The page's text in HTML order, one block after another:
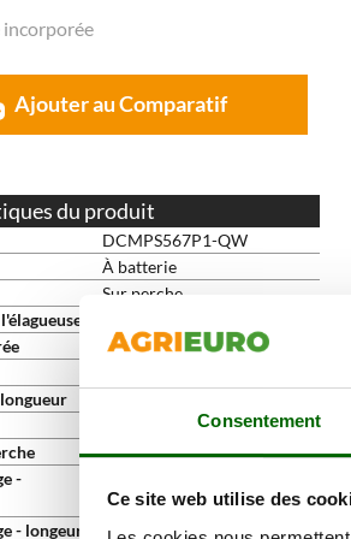
Consentement
Ce site web utilise des
Ajouter au Comparatif
du produit
DCMPS567P1-QW
À batterie
Sur perche
oui
fixe + rallonge
aluminium
-
- longeur
150 cm